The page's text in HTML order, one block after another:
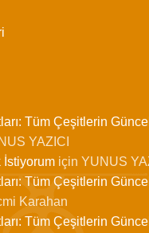
Tüm Çeşitlerin
YAZICI
İstiyorum için YUNUS
Tüm Çeşitlerin
Karahan
Tüm Çeşitlerin